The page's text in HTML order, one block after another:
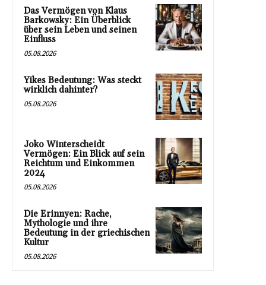
Das Vermögen von Klaus
Barkowsky: Ein Überblick
über sein Leben und seinen
Einfluss
05.08.2026
Yikes Bedeutung: Was steckt
wirklich dahinter?
05.08.2026
Joko Winterscheidt
Vermögen: Ein Blick auf sein
Reichtum und Einkommen
2024
05.08.2026
Die Erinnyen: Rache,
Mythologie und ihre
Bedeutung in der griechischen
Kultur
05.08.2026